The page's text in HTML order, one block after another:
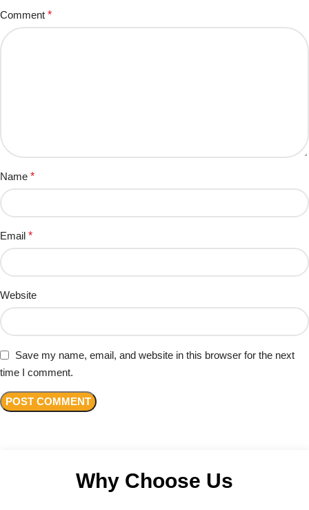
Comment *
Name *
Email *
Website
Save my name, email, and website in this browser for the next
time I comment.
Why Choose Us